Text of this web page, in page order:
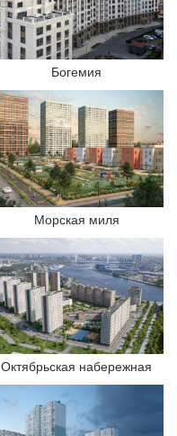
Богемия
Морская миля
Октябрьская набережная